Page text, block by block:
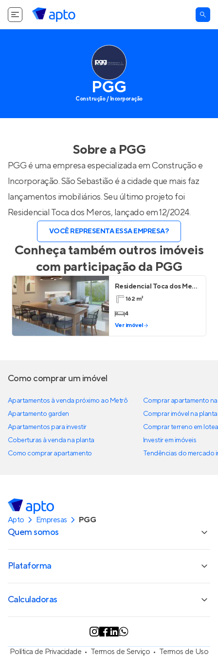
PGG
Construção / Incorporação
Sobre a PGG
PGG é uma empresa especializada em Construção e
Incorporação. São Sebastião é a cidade que mais faz
lançamentos imobiliários. Seu último projeto foi
Residencial Toca dos Meros, lançado em 12/2024.
VOCÊ REPRESENTA ESSA EMPRESA?
Conheça também outros imóveis
com participação da PGG
Residencial Toca dos Meros
162 m²
4
Ver imóvel
Como comprar um imóvel
Apartamentos à venda próximo ao Metrô
Apartamento garden
Apartamentos para investir
Coberturas à venda na planta
Como comprar apartamento
Comprar apartamento
Comprar imóvel na planta
Comprar terreno em
Investir em imóveis
Tendências do mercado
Apto Empresas PGG
Quem somos
Plataforma
Calculadoras
Política de Privacidade Termos de Serviço Termos de Uso